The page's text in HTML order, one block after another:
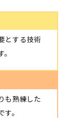
とする技術
も熟練した
。